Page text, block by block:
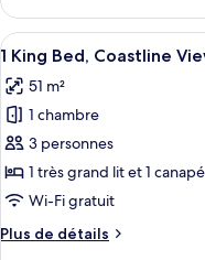
Bed,
Limited
View,
Guest
Room
le
type
de
chambre
King
Limited
View,
Guest
Room
Afficher
toutes
les
photos
pour
ce
type
chambre :
5
1 King Bed, Coastline
51 m²
1 chambre
3 personnes
1 très grand lit et 1
Wi-Fi gratuit
Plus de détails
Plus